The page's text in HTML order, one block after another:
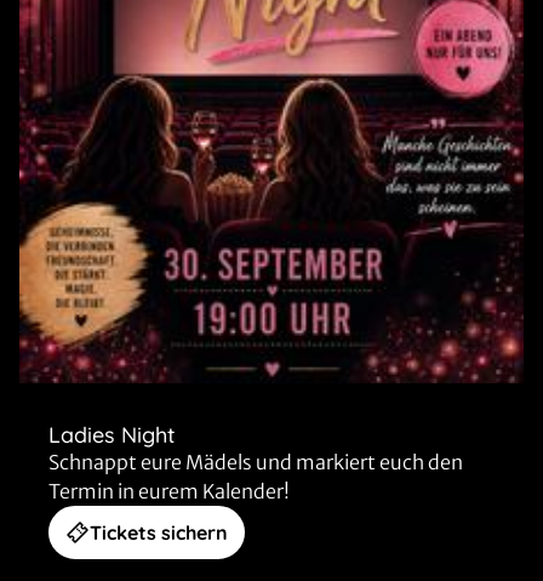
Ladies Night
Schnappt eure Mädels und markiert euch den
Termin in eurem Kalender!
Tickets sichern